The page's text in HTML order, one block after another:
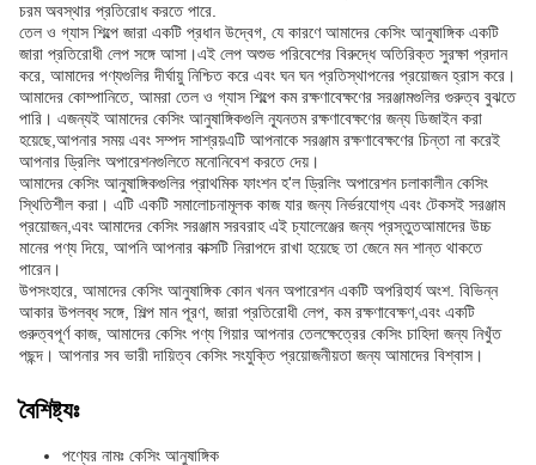
চরম অবস্থার প্রতিরোধ করতে পারে.
তেল ও গ্যাস শিল্পে জারা একটি প্রধান উদ্বেগ, যে কারণে আমাদের কেসিং আনুষাঙ্গিক একটি
জারা প্রতিরোধী লেপ সঙ্গে আসা।এই লেপ অশুভ পরিবেশের বিরুদ্ধে অতিরিক্ত সুরক্ষা প্রদান
করে, আমাদের পণ্যগুলির দীর্ঘায়ু নিশ্চিত করে এবং ঘন ঘন প্রতিস্থাপনের প্রয়োজন হ্রাস করে।
আমাদের কোম্পানিতে, আমরা তেল ও গ্যাস শিল্পে কম রক্ষণাবেক্ষণের সরঞ্জামগুলির গুরুত্ব বুঝতে
পারি। এজন্যই আমাদের কেসিং আনুষাঙ্গিকগুলি ন্যূনতম রক্ষণাবেক্ষণের জন্য ডিজাইন করা
হয়েছে,আপনার সময় এবং সম্পদ সাশ্রয়এটি আপনাকে সরঞ্জাম রক্ষণাবেক্ষণের চিন্তা না করেই
আপনার ড্রিলিং অপারেশনগুলিতে মনোনিবেশ করতে দেয়।
আমাদের কেসিং আনুষাঙ্গিকগুলির প্রাথমিক ফাংশন হ'ল ড্রিলিং অপারেশন চলাকালীন কেসিং
স্থিতিশীল করা। এটি একটি সমালোচনামূলক কাজ যার জন্য নির্ভরযোগ্য এবং টেকসই সরঞ্জাম
প্রয়োজন,এবং আমাদের কেসিং সরঞ্জাম সরবরাহ এই চ্যালেঞ্জের জন্য প্রস্তুতআমাদের উচ্চ
মানের পণ্য দিয়ে, আপনি আপনার বাক্সটি নিরাপদে রাখা হয়েছে তা জেনে মন শান্ত থাকতে
পারেন।
উপসংহারে, আমাদের কেসিং আনুষাঙ্গিক কোন খনন অপারেশন একটি অপরিহার্য অংশ. বিভিন্ন
আকার উপলব্ধ সঙ্গে, শিল্প মান পূরণ, জারা প্রতিরোধী লেপ, কম রক্ষণাবেক্ষণ,এবং একটি
গুরুত্বপূর্ণ কাজ, আমাদের কেসিং পণ্য গিয়ার আপনার তেলক্ষেত্রের কেসিং চাহিদা জন্য নিখুঁত
পছন্দ। আপনার সব ভারী দায়িত্ব কেসিং সংযুক্তি প্রয়োজনীয়তা জন্য আমাদের বিশ্বাস।
বৈশিষ্ট্যঃ
পণ্যের নামঃ কেসিং আনুষাঙ্গিক